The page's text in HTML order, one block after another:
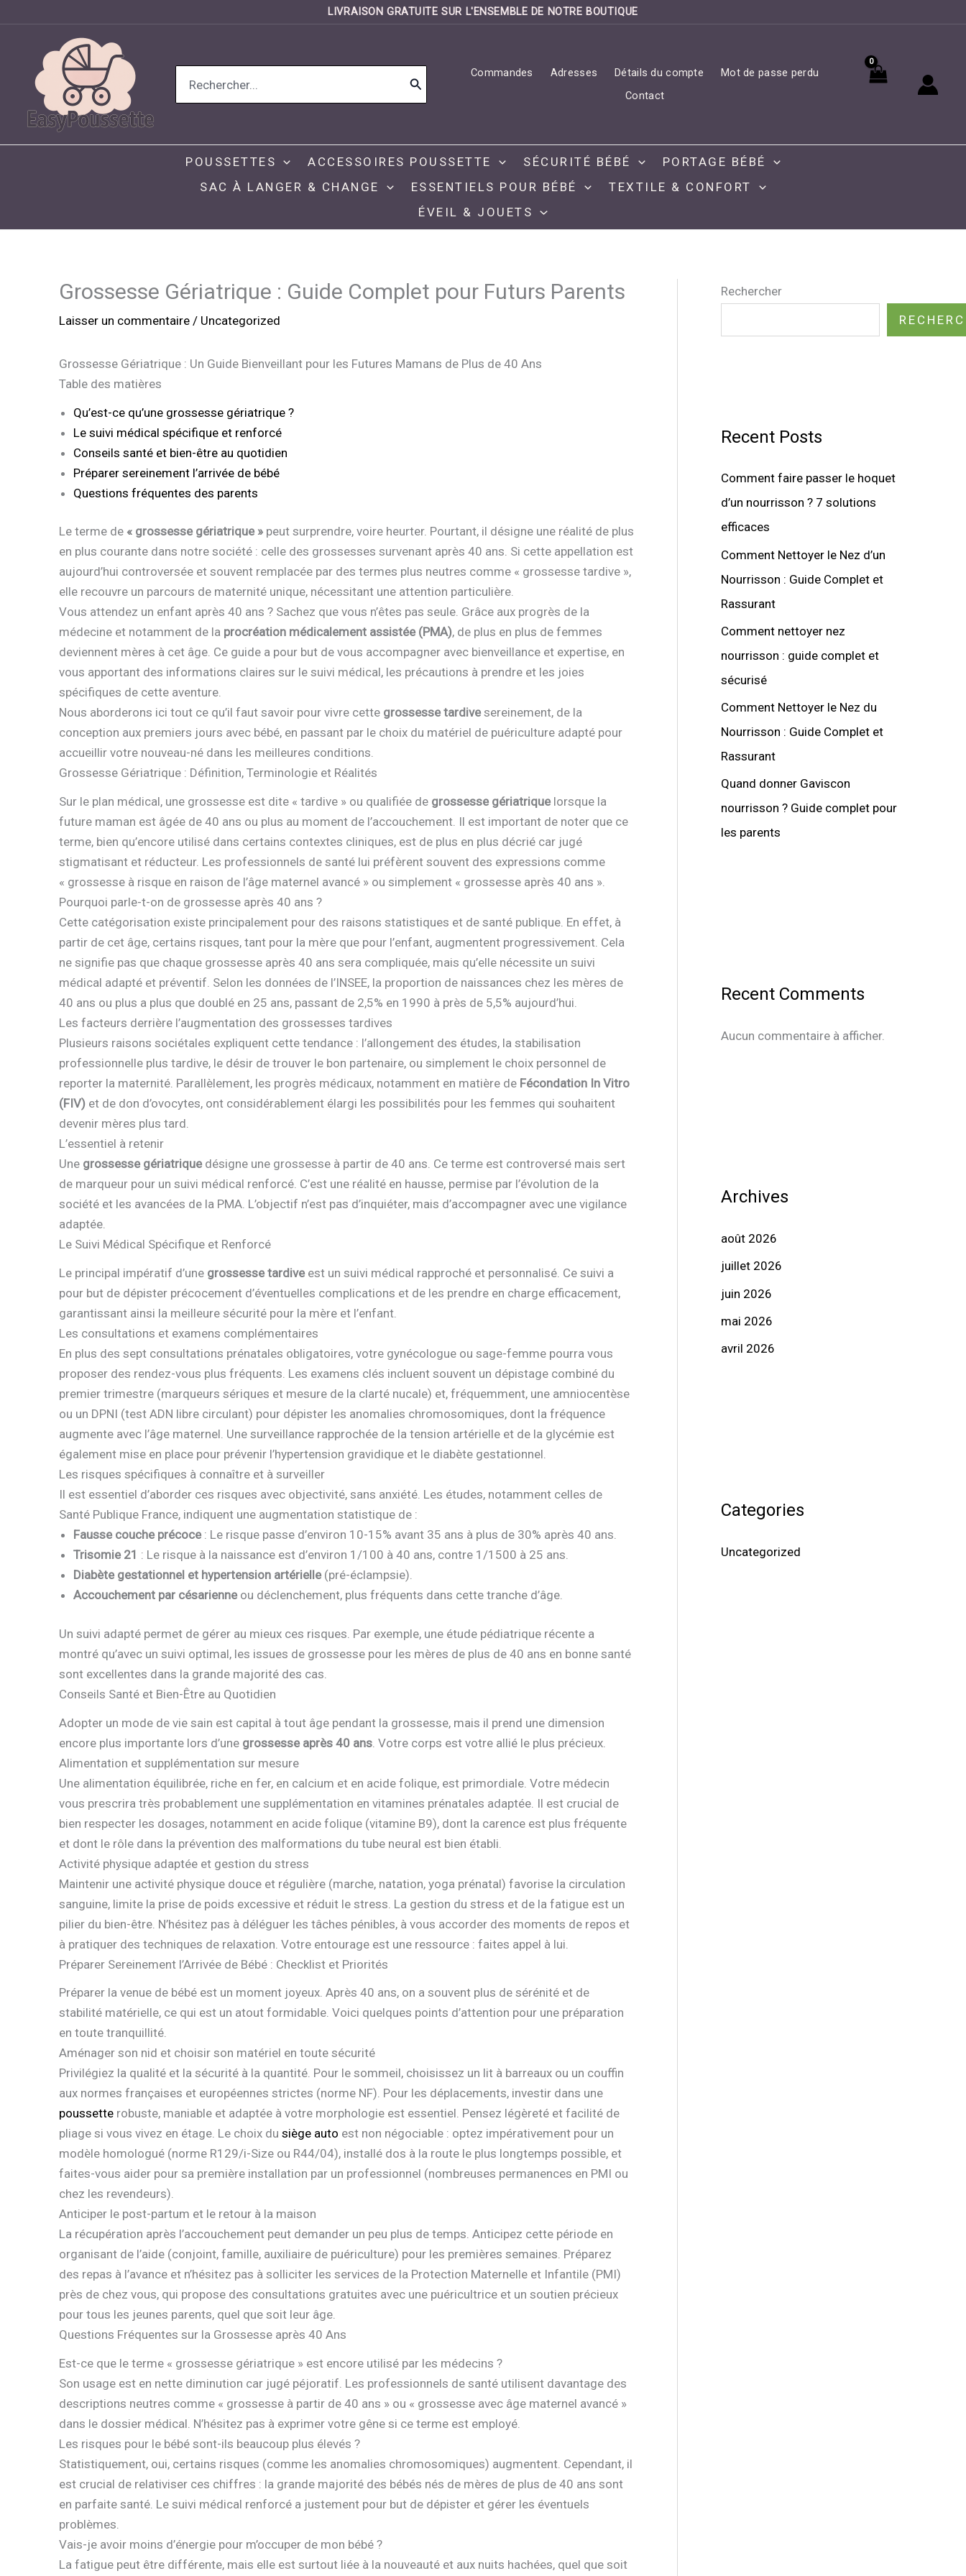
LIVRAISON GRATUITE SUR L'ENSEMBLE DE NOTRE BOUTIQUE
contenu
Search
for:
Commandes Adresses Détails du compte
Mot de passe perdu
Contact
POUSSETTES ACCESSOIRES POUSSETTE SÉCURITÉ BÉBÉ
PORTAGE BÉBÉ
SAC À LANGER & CHANGE
ESSENTIELS POUR BÉBÉ
TEXTILE & CONFORT
ÉVEIL & JOUETS
Grossesse Gériatrique : Guide Complet pour Futurs Parents
Laisser un commentaire / Uncategorized
Grossesse Gériatrique : Un Guide Bienveillant pour les Futures Mamans de Plus de 40 Ans
Table des matières
Qu’est-ce qu’une grossesse gériatrique ?
Le suivi médical spécifique et renforcé
Conseils santé et bien-être au quotidien
Préparer sereinement l’arrivée de bébé
Questions fréquentes des parents
Le terme de « grossesse gériatrique » peut surprendre, voire heurter. Pourtant, il désigne une réalité de plus
en plus courante dans notre société : celle des grossesses survenant après 40 ans. Si cette appellation est
aujourd’hui controversée et souvent remplacée par des termes plus neutres comme « grossesse tardive »,
elle recouvre un parcours de maternité unique, nécessitant une attention particulière.
Vous attendez un enfant après 40 ans ? Sachez que vous n’êtes pas seule. Grâce aux progrès de la
médecine et notamment de la procréation médicalement assistée (PMA), de plus en plus de femmes
deviennent mères à cet âge. Ce guide a pour but de vous accompagner avec bienveillance et expertise, en
vous apportant des informations claires sur le suivi médical, les précautions à prendre et les joies
spécifiques de cette aventure.
Nous aborderons ici tout ce qu’il faut savoir pour vivre cette grossesse tardivesereinement, de la
conception aux premiers jours avec bébé, en passant par le choix du matériel de puériculture adapté pour
accueillir votre nouveau-né dans les meilleures conditions.
Grossesse Gériatrique : Définition, Terminologie et Réalités
Sur le plan médical, une grossesse est dite « tardive » ou qualifiée de grossesse gériatriquelorsque la
future maman est âgée de 40 ans ou plus au moment de l’accouchement. Il est important de noter que ce
terme, bien qu’encore utilisé dans certains contextes cliniques, est de plus en plus décrié car jugé
stigmatisant et réducteur. Les professionnels de santé lui préfèrent souvent des expressions comme
« grossesse à risque en raison de l’âge maternel avancé » ou simplement « grossesse après 40 ans ».
Pourquoi parle-t-on de grossesse après 40 ans ?
Cette catégorisation existe principalement pour des raisons statistiques et de santé publique. En effet, à
partir de cet âge, certains risques, tant pour la mère que pour l’enfant, augmentent progressivement. Cela
ne signifie pas que chaque grossesse après 40 ans sera compliquée, mais qu’elle nécessite un suivi
médical adapté et préventif. Selon les données de l’INSEE, la proportion de naissances chez les mères de
40 ans ou plus a plus que doublé en 25 ans, passant de 2,5% en 1990 à près de 5,5% aujourd’hui.
Les facteurs derrière l’augmentation des grossesses tardives
Plusieurs raisons sociétales expliquent cette tendance : l’allongement des études, la stabilisation
professionnelle plus tardive, le désir de trouver le bon partenaire, ou simplement le choix personnel de
reporter la maternité. Parallèlement, les progrès médicaux, notamment en matière de Fécondation In Vitro
(FIV) et de don d’ovocytes, ont considérablement élargi les possibilités pour les femmes qui souhaitent
devenir mères plus tard.
L’essentiel à retenir
Une grossesse gériatriquedésigne une grossesse à partir de 40 ans. Ce terme est controversé mais sert
de marqueur pour un suivi médical renforcé. C’est une réalité en hausse, permise par l’évolution de la
société et les avancées de la PMA. L’objectif n’est pas d’inquiéter, mais d’accompagner avec une vigilance
adaptée.
Le Suivi Médical Spécifique et Renforcé
Le principal impératif d’une grossesse tardiveest un suivi médical rapproché et personnalisé. Ce suivi a
pour but de dépister précocement d’éventuelles complications et de les prendre en charge efficacement,
garantissant ainsi la meilleure sécurité pour la mère et l’enfant.
Les consultations et examens complémentaires
En plus des sept consultations prénatales obligatoires, votre gynécologue ou sage-femme pourra vous
proposer des rendez-vous plus fréquents. Les examens clés incluent souvent un dépistage combiné du
premier trimestre (marqueurs sériques et mesure de la clarté nucale) et, fréquemment, une amniocentèse
ou un DPNI (test ADN libre circulant) pour dépister les anomalies chromosomiques, dont la fréquence
augmente avec l’âge maternel. Une surveillance rapprochée de la tension artérielle et de la glycémie est
également mise en place pour prévenir l’hypertension gravidique et le diabète gestationnel.
Les risques spécifiques à connaître et à surveiller
Il est essentiel d’aborder ces risques avec objectivité, sans anxiété. Les études, notamment celles de
Santé Publique France, indiquent une augmentation statistique de :
Fausse couche précoce: Le risque passe d’environ 10-15% avant 35 ans à plus de 30% après 40 ans.
Trisomie 21 : Le risque à la naissance est d’environ 1/100 à 40 ans, contre 1/1500 à 25 ans.
Diabète gestationnel et hypertension artérielle(pré-éclampsie).
Accouchement par césarienneou déclenchement, plus fréquents dans cette tranche d’âge.
Un suivi adapté permet de gérer au mieux ces risques. Par exemple, une étude pédiatrique récente a
montré qu’avec un suivi optimal, les issues de grossesse pour les mères de plus de 40 ans en bonne santé
sont excellentes dans la grande majorité des cas.
Conseils Santé et Bien-Être au Quotidien
Adopter un mode de vie sain est capital à tout âge pendant la grossesse, mais il prend une dimension
encore plus importante lors d’une grossesse après 40 ans . Votre corps est votre allié le plus précieux.
Alimentation et supplémentation sur mesure
Une alimentation équilibrée, riche en fer, en calcium et en acide folique, est primordiale. Votre médecin
vous prescrira très probablement une supplémentation en vitamines prénatales adaptée. Il est crucial de
bien respecter les dosages, notamment en acide folique (vitamine B9), dont la carence est plus fréquente
et dont le rôle dans la prévention des malformations du tube neural est bien établi.
Activité physique adaptée et gestion du stress
Maintenir une activité physique douce et régulière (marche, natation, yoga prénatal) favorise la circulation
sanguine, limite la prise de poids excessive et réduit le stress. La gestion du stress et de la fatigue est un
pilier du bien-être. N’hésitez pas à déléguer les tâches pénibles, à vous accorder des moments de repos et
à pratiquer des techniques de relaxation. Votre entourage est une ressource : faites appel à lui.
Préparer Sereinement l’Arrivée de Bébé : Checklist et Priorités
Préparer la venue de bébé est un moment joyeux. Après 40 ans, on a souvent plus de sérénité et de
stabilité matérielle, ce qui est un atout formidable. Voici quelques points d’attention pour une préparation
en toute tranquillité.
Aménager son nid et choisir son matériel en toute sécurité
Privilégiez la qualité et la sécurité à la quantité. Pour le sommeil, choisissez un lit à barreaux ou un couffin
aux normes françaises et européennes strictes (norme NF). Pour les déplacements, investir dans une
poussette robuste, maniable et adaptée à votre morphologie est essentiel. Pensez légèreté et facilité de
pliage si vous vivez en étage. Le choix du siège auto est non négociable : optez impérativement pour un
modèle homologué (norme R129/i-Size ou R44/04), installé dos à la route le plus longtemps possible, et
faites-vous aider pour sa première installation par un professionnel (nombreuses permanences en PMI ou
chez les revendeurs).
Anticiper le post-partum et le retour à la maison
La récupération après l’accouchement peut demander un peu plus de temps. Anticipez cette période en
organisant de l’aide (conjoint, famille, auxiliaire de puériculture) pour les premières semaines. Préparez
des repas à l’avance et n’hésitez pas à solliciter les services de la Protection Maternelle et Infantile (PMI)
près de chez vous, qui propose des consultations gratuites avec une puéricultrice et un soutien précieux
pour tous les jeunes parents, quel que soit leur âge.
Questions Fréquentes sur la Grossesse après 40 Ans
Est-ce que le terme « grossesse gériatrique » est encore utilisé par les médecins ?
Son usage est en nette diminution car jugé péjoratif. Les professionnels de santé utilisent davantage des
descriptions neutres comme « grossesse à partir de 40 ans » ou « grossesse avec âge maternel avancé »
dans le dossier médical. N’hésitez pas à exprimer votre gêne si ce terme est employé.
Les risques pour le bébé sont-ils beaucoup plus élevés ?
Statistiquement, oui, certains risques (comme les anomalies chromosomiques) augmentent. Cependant, il
est crucial de relativiser ces chiffres : la grande majorité des bébés nés de mères de plus de 40 ans sont
en parfaite santé. Le suivi médical renforcé a justement pour but de dépister et gérer les éventuels
problèmes.
Vais-je avoir moins d’énergie pour m’occuper de mon bébé ?
La fatigue peut être différente, mais elle est surtout liée à la nouveauté et aux nuits hachées, quel que soit
Rechercher
Recent Posts
Comment faire passer le hoquet
d’un nourrisson ? 7 solutions
efficaces
Comment Nettoyer le Nez d’un
Nourrisson : Guide Complet et
Rassurant
Comment nettoyer nez
nourrisson : guide complet et
sécurisé
Comment Nettoyer le Nez du
Nourrisson : Guide Complet et
Rassurant
Quand donner Gaviscon
nourrisson ? Guide complet pour
les parents
Recent Comments
Aucun commentaire à afficher.
Archives
août 2026
juillet 2026
juin 2026
mai 2026
avril 2026
Categories
Uncategorized